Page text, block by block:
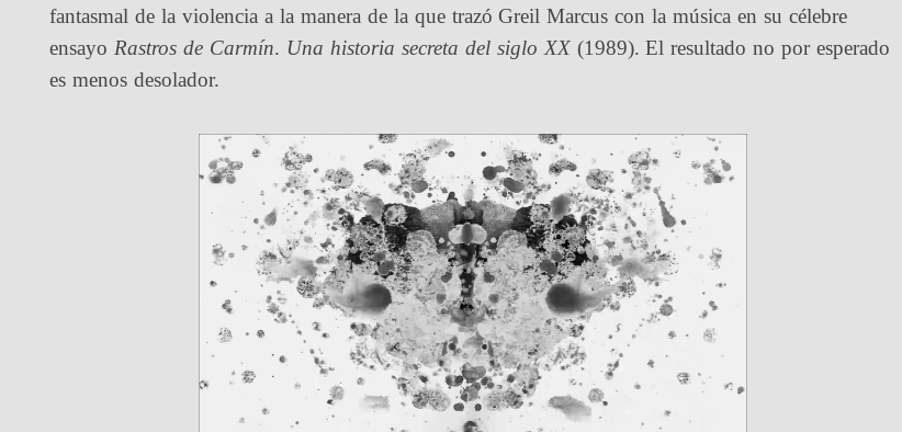
fantasmal de la violencia a la manera de la que trazó Greil Marcus con la música en su célebre
ensayo Rastros de Carmín. Una historia secreta del siglo XX(1989). El resultado no por esperado
es menos desolador.